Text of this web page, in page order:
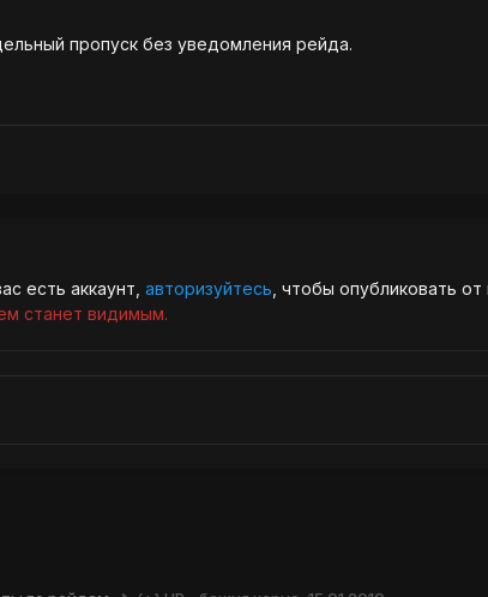
пропуск без уведомления рейда.
есть аккаунт, авторизуйтесь , чтобы опубликовать
станет видимым.